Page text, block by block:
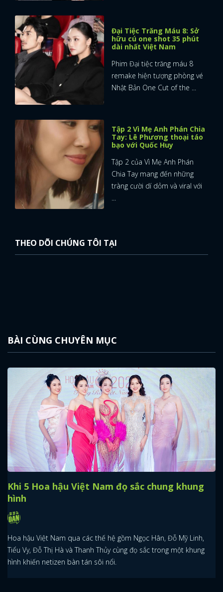
Đại Tiệc Trăng Máu 8: Sở
hữu cú one shot 35 phút
dài nhất Việt Nam
Phim Đại tiệc trăng máu 8
remake hiện tượng phòng vé
Nhật Bản One Cut of the ...
Tập 2 Vì Mẹ Anh Phán Chia
Tay: Lê Phương thoại táo
bạo với Quốc Huy
Tập 2 của Vì Mẹ Anh Phán
Chia Tay mang đến những
tràng cười dí dỏm và viral với
...
THEO DÕI CHÚNG TÔI TẠI
BÀI CÙNG CHUYÊN MỤC
Khi 5 Hoa hậu Việt Nam đọ sắc chung khung
hình
Hoa hậu Việt Nam qua các thế hệ gồm Ngọc Hân, Đỗ Mỹ Linh,
Tiểu Vy, Đỗ Thị Hà và Thanh Thủy cùng đọ sắc trong một khung
hình khiến netizen bàn tán sôi nổi.